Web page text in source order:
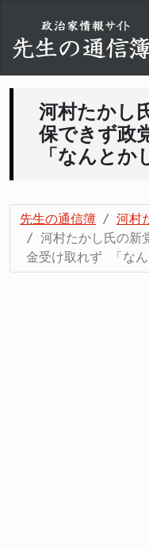
河村たかし
保できず政
「なんとか
先生の通信簿 河村
河村たかし氏の新
金受け取れず 「な